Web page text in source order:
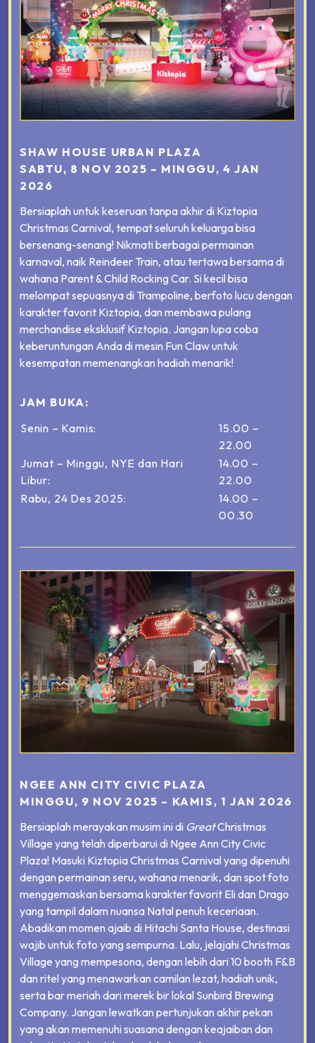
SHAW HOUSE URBAN PLAZA
SABTU, 8 NOV 2025 – MINGGU, 4 JAN
2026
Bersiaplah untuk keseruan tanpa akhir di Kiztopia
Christmas Carnival, tempat seluruh keluarga bisa
bersenang-senang! Nikmati berbagai permainan
karnaval, naik Reindeer Train, atau tertawa bersama di
wahana Parent & Child Rocking Car. Si kecil bisa
melompat sepuasnya di Trampoline, berfoto lucu dengan
karakter favorit Kiztopia, dan membawa pulang
merchandise eksklusif Kiztopia. Jangan lupa coba
keberuntungan Anda di mesin Fun Claw untuk
kesempatan memenangkan hadiah menarik!
JAM BUKA:
Senin – Kamis:
15.00 –
22.00
Jumat – Minggu, NYE dan Hari
Libur:
14.00 –
22.00
Rabu, 24 Des 2025:
14.00 –
00.30
NGEE ANN CITY CIVIC PLAZA
MINGGU, 9 NOV 2025 – KAMIS, 1 JAN 2026
Bersiaplah merayakan musim ini di GreatChristmas
Village yang telah diperbarui di Ngee Ann City Civic
Plaza! Masuki Kiztopia Christmas Carnival yang dipenuhi
dengan permainan seru, wahana menarik, dan spot foto
menggemaskan bersama karakter favorit Eli dan Drago
yang tampil dalam nuansa Natal penuh keceriaan.
Abadikan momen ajaib di Hitachi Santa House, destinasi
wajib untuk foto yang sempurna. Lalu, jelajahi Christmas
Village yang mempesona, dengan lebih dari 10 booth F&B
dan ritel yang menawarkan camilan lezat, hadiah unik,
serta bar meriah dari merek bir lokal Sunbird Brewing
Company. Jangan lewatkan pertunjukan akhir pekan
yang akan memenuhi suasana dengan keajaiban dan